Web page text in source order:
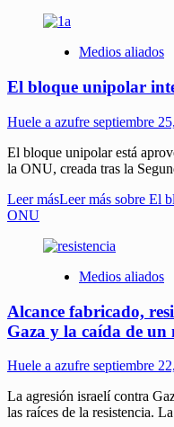
Medios aliados
El bloque unipolar
Huele a azufre septiembre
El bloque unipolar está
la ONU, creada tras la
Leer másLeer más sobre El
ONU
Medios aliados
Alcance fabricado,
Gaza y la caída de un
Huele a azufre septiembre
La agresión israelí contra
las raíces de la resistencia.